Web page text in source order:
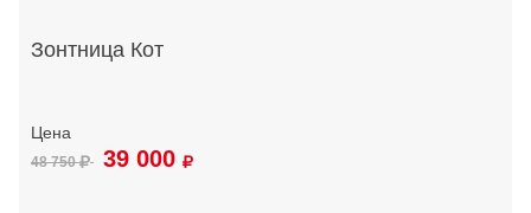
Зонтница Кот
48 750 39 000